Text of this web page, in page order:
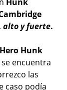
alto y fuerte.
Hero Hunk
se encuentra
las
caso podía